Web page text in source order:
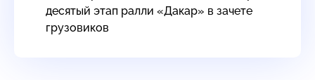
десятый этап ралли «Дакар» в зачете
грузовиков